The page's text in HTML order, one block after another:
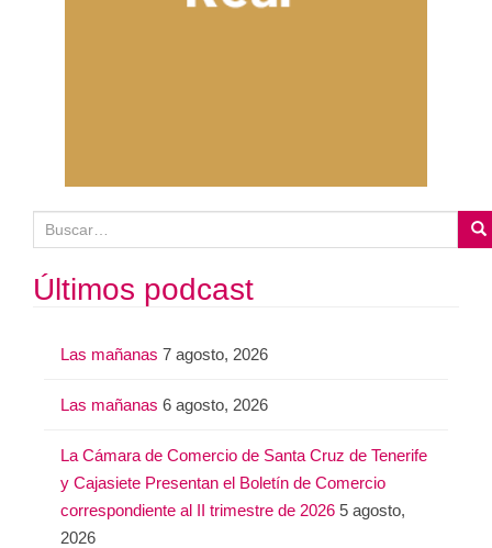
u
s
c
Últimos podcast
Las mañanas 7 agosto, 2026
Las mañanas 6 agosto, 2026
La Cámara de Comercio de Santa Cruz de Tenerife
y Cajasiete Presentan el Boletín de Comercio
correspondiente al II trimestre de 2026 5 agosto,
2026